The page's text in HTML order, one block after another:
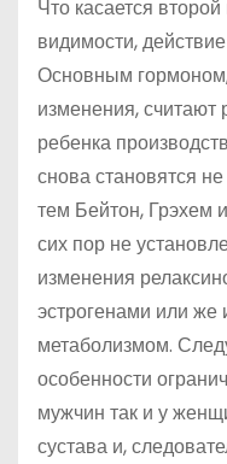
Что касается
видимости,
Основным
изменения,
ребенка
снова становятся
тем Бейтон, Грэхем
сих пор не
изменения
эстрогенами или
метаболизмом.
особенности
мужчин так и у
сустава и,